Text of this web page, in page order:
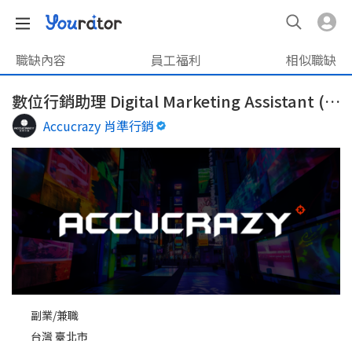
職缺內容 員工福利 相似職缺
數位行銷助理 Digital Marketing Assistant (實習/兼職)
Accucrazy 肖準行銷
副業/兼職
台灣 臺北市